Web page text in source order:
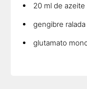
20 ml de azeite
gengibre
glutamato